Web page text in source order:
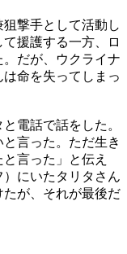
撃手として活動し
援護する一方、ロ
だが、ウクライナ
命を失ってしまっ
電話で話をした。
言った。ただ生き
言った」と伝え
にいたタリタさん
が、それが最後だ